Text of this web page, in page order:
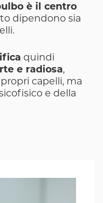
è il centro
dipendono sia
quindi
e radiosa,
capelli, ma
e della